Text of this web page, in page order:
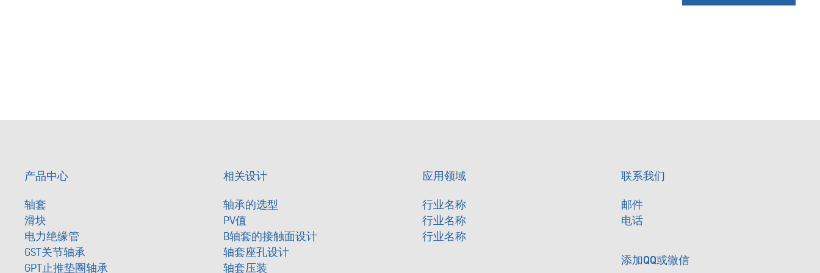
产品中心
轴套
滑块
电力绝缘管
GST关节轴承
GPT止推垫圈轴承
相关设计
轴承的选型
PV值
B轴套的接触面设计
轴套座孔设计
轴套压装
应用领域
行业名称
行业名称
行业名称
联系我们
邮件
电话
添加QQ或微信